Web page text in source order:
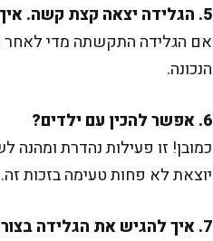
5. הגלידה יצאה קצת קשה. איך לתקן?
הנכונה.
6. אפשר להכין עם ילדים?
כמובן! זו פעילות נהדרת
יוצאת לא פחות טעימה בזכות זה.
7. איך להגיש את הגלידה בצורה ייחודית?